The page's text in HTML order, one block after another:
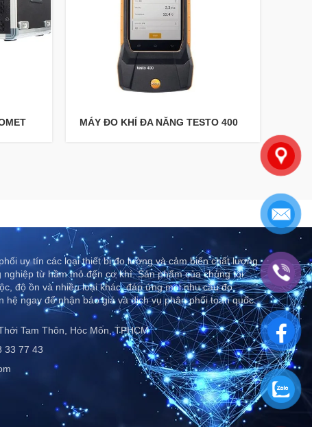
MÁY ĐO KHÍ ĐA NĂNG TESTO 400
uy tín các loại thiết bị đo lường và cảm biến chất lượng
từ hầm mỏ đến cơ khí. Sản phẩm của chúng tôi
độ ồn và nhiều loại khác, đáp ứng mọi nhu cầu đo
hệ ngay để nhận báo giá và dịch vụ phân phối toàn quốc..
Tam Thôn, Hóc Môn, TPHCM
33 77 43